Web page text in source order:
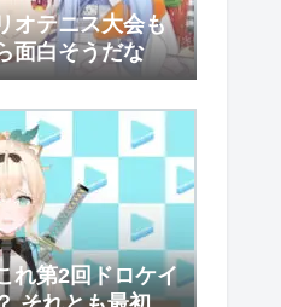
オテニス大会も
面白そうだな
れ第2回ドロケイ